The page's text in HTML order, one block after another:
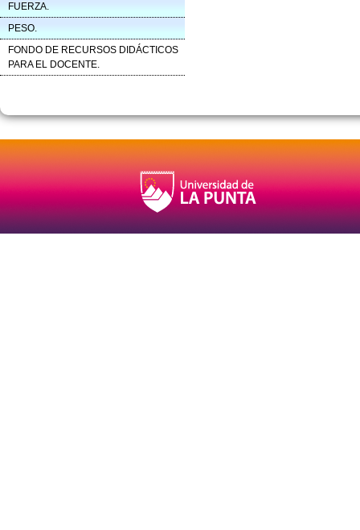
FUERZA.
PESO.
FONDO DE RECURSOS DIDÁCTICOS
PARA EL DOCENTE.